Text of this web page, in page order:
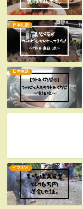
日本生活
日本生活
イフガオ